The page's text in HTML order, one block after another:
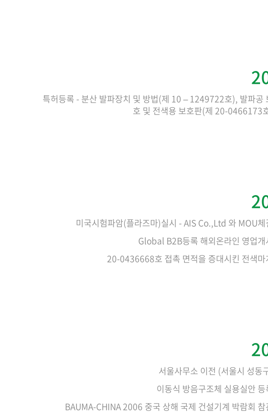
특허등록 - 분산 발파장치 및 방법(제 10 – 1249722호), 발파공
호 및 전색용 보호판(제 20-0466173
미국시험파암(플라즈마)실시 - AIS Co.,Ltd 와 MOU체
Global B2B등록 해외온라인 영업개
20-0436668호 접촉 면적을 증대시킨 전색마
서울사무소 이전 (서울시 성동
이동식 방음구조체 실용실안 등
BAUMA-CHINA 2006 중국 상해 국제 건설기계 박람회 참